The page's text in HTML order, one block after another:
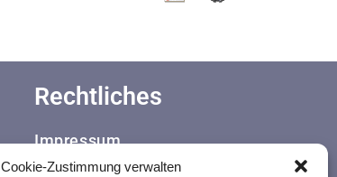
Cookie-Zustimmung verwalten
Rechtliches
Impressum
Datenschutzerklärung